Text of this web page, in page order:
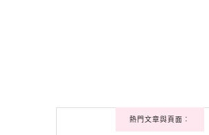
熱門文章與頁面︰